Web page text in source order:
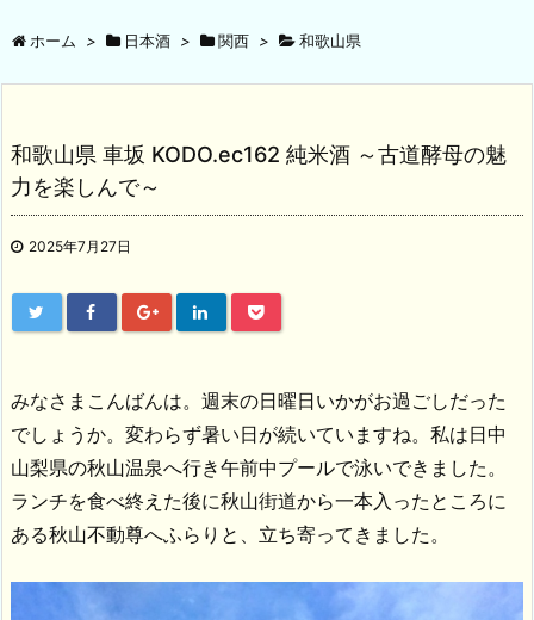
ホーム > 日本酒 > 関西 > 和歌山県
和歌山県 車坂 KODO.ec162 純米酒 ～古道酵母の魅
力を楽しんで～
2025年7月27日
みなさまこんばんは。週末の日曜日いかがお過ごしだった
でしょうか。変わらず暑い日が続いていますね。私は日中
山梨県の秋山温泉へ行き午前中プールで泳いできました。
ランチを食べ終えた後に秋山街道から一本入ったところに
ある秋山不動尊へふらりと、立ち寄ってきました。